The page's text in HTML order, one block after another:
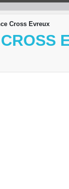
Cross Evreux